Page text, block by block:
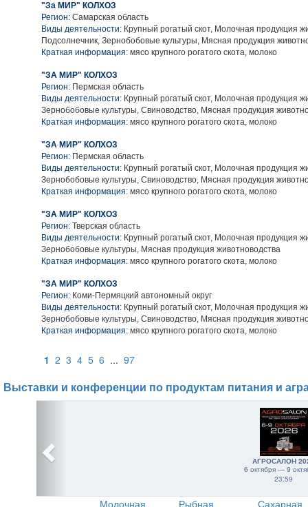
"За МИР" КОЛХОЗ
Регион: Самарская область
Виды деятельности: Крупный рогатый скот, Молочная продукция
Подсолнечник, Зернобобовые культуры, Мясная продукция
Краткая информация: мясо крупного рогатого скота, молоко
"ЗА МИР" КОЛХОЗ
Регион: Пермская область
Виды деятельности: Крупный рогатый скот, Молочная продукция
Зернобобовые культуры, Свиноводство, Мясная продукция
Краткая информация: мясо крупного рогатого скота, молоко
"ЗА МИР" КОЛХОЗ
Регион: Пермская область
Виды деятельности: Крупный рогатый скот, Молочная продукция
Зернобобовые культуры, Свиноводство, Мясная продукция
Краткая информация: мясо крупного рогатого скота, молоко
"ЗА МИР" КОЛХОЗ
Регион: Тверская область
Виды деятельности: Крупный рогатый скот, Молочная продукция
Зернобобовые культуры, Мясная продукция животноводства
Краткая информация: мясо крупного рогатого скота, молоко
"ЗА МИР" КОЛХОЗ
Регион: Коми-Пермяцкий автономный округ
Виды деятельности: Крупный рогатый скот, Молочная продукция
Зернобобовые культуры, Свиноводство, Мясная продукция
Краткая информация: мясо крупного рогатого скота, молоко
1 2 3 4 5 6 ... 97
Выставки и конференции по продуктам питания и
АГРОСАЛОН
6 октября — 9
23:59
Молочная Рыбная Сахарная